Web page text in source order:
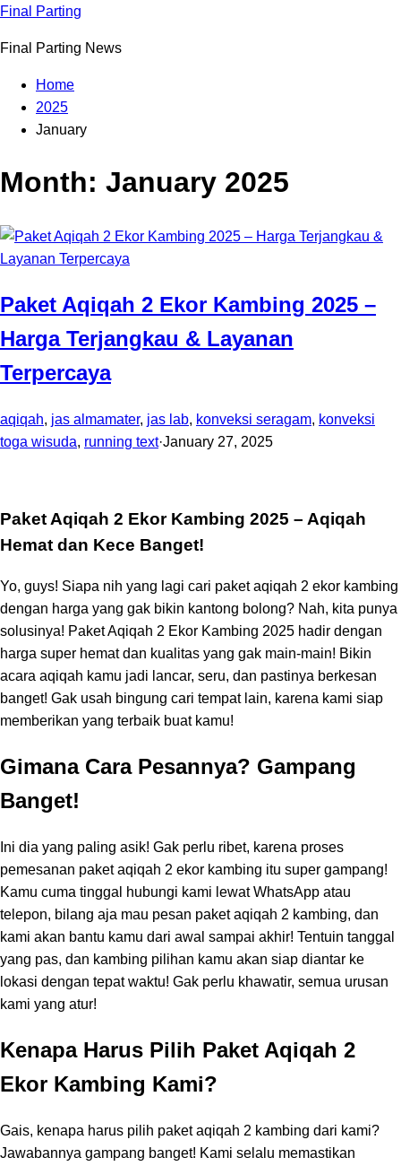
Skip
content
Final Parting
Final Parting News
Home
2025
January
Month: January 2025
Paket Aqiqah 2 Ekor Kambing 2025 –
Harga Terjangkau & Layanan
Terpercaya
aqiqah, jas almamater, jas lab, konveksi seragam, konveksi
toga wisuda, running text·January 27, 2025
Paket Aqiqah 2 Ekor Kambing 2025 – Aqiqah
Hemat dan Kece Banget!
Yo, guys! Siapa nih yang lagi cari paket aqiqah 2 ekor kambing
dengan harga yang gak bikin kantong bolong? Nah, kita punya
solusinya! Paket Aqiqah 2 Ekor Kambing 2025 hadir dengan
harga super hemat dan kualitas yang gak main-main! Bikin
acara aqiqah kamu jadi lancar, seru, dan pastinya berkesan
banget! Gak usah bingung cari tempat lain, karena kami siap
memberikan yang terbaik buat kamu!
Gimana Cara Pesannya? Gampang
Banget!
Ini dia yang paling asik! Gak perlu ribet, karena proses
pemesanan paket aqiqah 2 ekor kambing itu super gampang!
Kamu cuma tinggal hubungi kami lewat WhatsApp atau
telepon, bilang aja mau pesan paket aqiqah 2 kambing, dan
kami akan bantu kamu dari awal sampai akhir! Tentuin tanggal
yang pas, dan kambing pilihan kamu akan siap diantar ke
lokasi dengan tepat waktu! Gak perlu khawatir, semua urusan
kami yang atur!
Kenapa Harus Pilih Paket Aqiqah 2
Ekor Kambing Kami?
Gais, kenapa harus pilih paket aqiqah 2 kambing dari kami?
Jawabannya gampang banget! Kami selalu memastikan